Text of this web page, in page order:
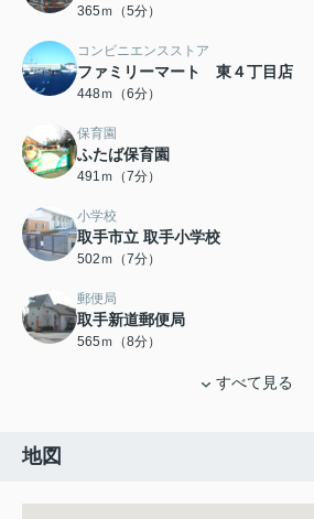
365ｍ（5分）
コンビニエンスストア
ファミリーマート 東４丁目店
448ｍ（6分）
保育園
ふたば保育園
491ｍ（7分）
小学校
取手市立 取手小学校
502ｍ（7分）
郵便局
取手新道郵便局
565ｍ（8分）
すべて見る
地図